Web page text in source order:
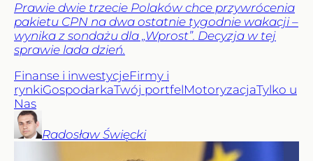
Prawie dwie trzecie Polaków chce przywrócenia
pakietu CPN na dwa ostatnie tygodnie wakacji –
wynika z sondażu dla „Wprost”. Decyzja w tej
sprawie lada dzień.
Finanse i inwestycjeFirmy i
rynkiGospodarkaTwój portfelMotoryzacjaTylko u
Nas
Radosław Święcki